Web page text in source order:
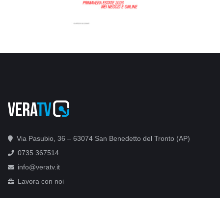
Via Pasubio, 36 – 63074 San Benedetto del Tronto (AP)
0735 367514
info@veratv.it
Lavora con noi